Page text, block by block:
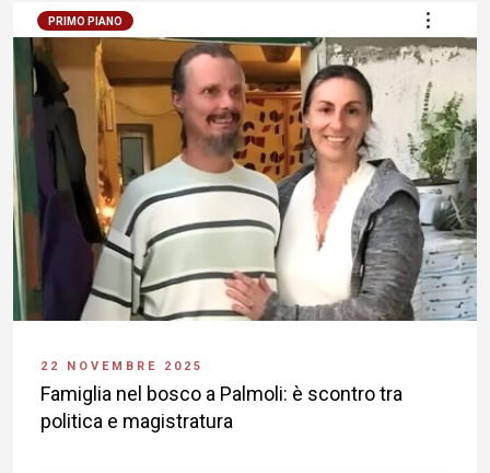
PRIMO PIANO
22 NOVEMBRE 2025
Famiglia nel bosco a Palmoli: è scontro tra
politica e magistratura